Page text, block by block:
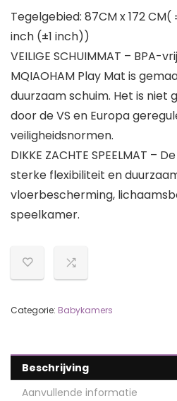
Tegelgebied: 87CM x 172
inch (±1 inch))
VEILIGE SCHUIMMAT – BPA-
MQIAOHAM Play Mat is
duurzaam schuim. Het is niet
door de VS en Europa
veiligheidsnormen.
DIKKE ZACHTE SPEELMAT –
sterke flexibiliteit en
vloerbescherming,
speelkamer.
Categorie: Babykamers
Beschrijving
Aanvullende informatie